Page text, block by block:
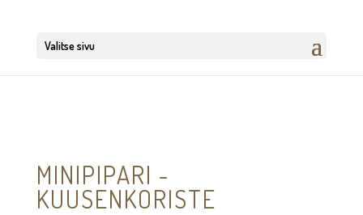
Valitse sivu
MINIPIPARI -
KUUSENKORISTE